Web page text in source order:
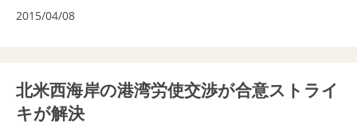
2015/04/08
北米西海岸の港湾労使交渉が合意ストライ
キが解決